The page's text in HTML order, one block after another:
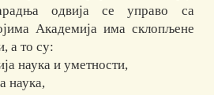
одвија се управо са
Академија има склопљене
а то су:
наука и уметности,
наука,